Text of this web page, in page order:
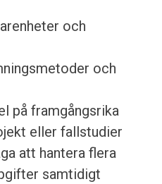
och
och
på framgångsrika
eller fallstudier
att hantera flera
samtidigt